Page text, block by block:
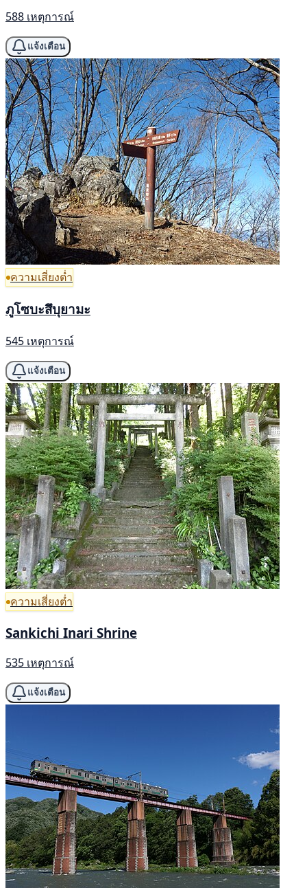
588 เหตุการณ์
แจ้งเตือน
ความเสี่ยงต่ำ
ภูโซบะสึบุยามะ
545 เหตุการณ์
แจ้งเตือน
ความเสี่ยงต่ำ
Sankichi Inari Shrine
535 เหตุการณ์
แจ้งเตือน